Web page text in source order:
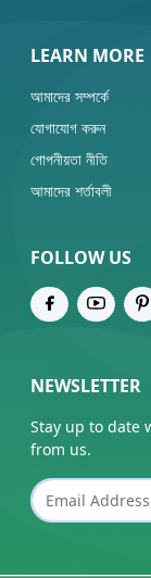
LEARN MORE
আমাদের সম্পর্কে
যোগাযোগ করুন
গোপনীয়তা নীতি
আমাদের শর্তাবলী
FOLLOW US
NEWSLETTER
Stay up to date
from us.